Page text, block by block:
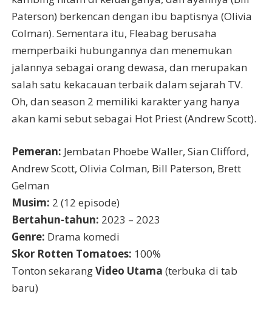
Paterson) berkencan dengan ibu baptisnya (Olivia
Colman). Sementara itu, Fleabag berusaha
memperbaiki hubungannya dan menemukan
jalannya sebagai orang dewasa, dan merupakan
salah satu kekacauan terbaik dalam sejarah TV.
Oh, dan season 2 memiliki karakter yang hanya
akan kami sebut sebagai Hot Priest (Andrew Scott).
Pemeran: Jembatan Phoebe Waller, Sian Clifford,
Andrew Scott, Olivia Colman, Bill Paterson, Brett
Gelman
Musim: 2 (12 episode)
Bertahun-tahun: 2023 – 2023
Genre: Drama komedi
Skor Rotten Tomatoes: 100%
Tonton sekarangVideo Utama (terbuka di tab
baru)